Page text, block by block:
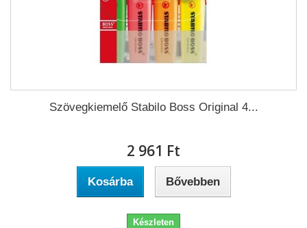
Szövegkiemelő Stabilo Boss Original 4...
2 961 Ft‎
Kosárba Bővebben
Készleten